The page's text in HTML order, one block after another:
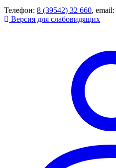
Телефон: 8 (39542) 32 660, email:
Версия для слабовидящих